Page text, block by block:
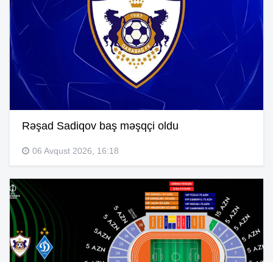
Rəşad Sadiqov baş məşqçi oldu
06 Avqust 2026, 16:18